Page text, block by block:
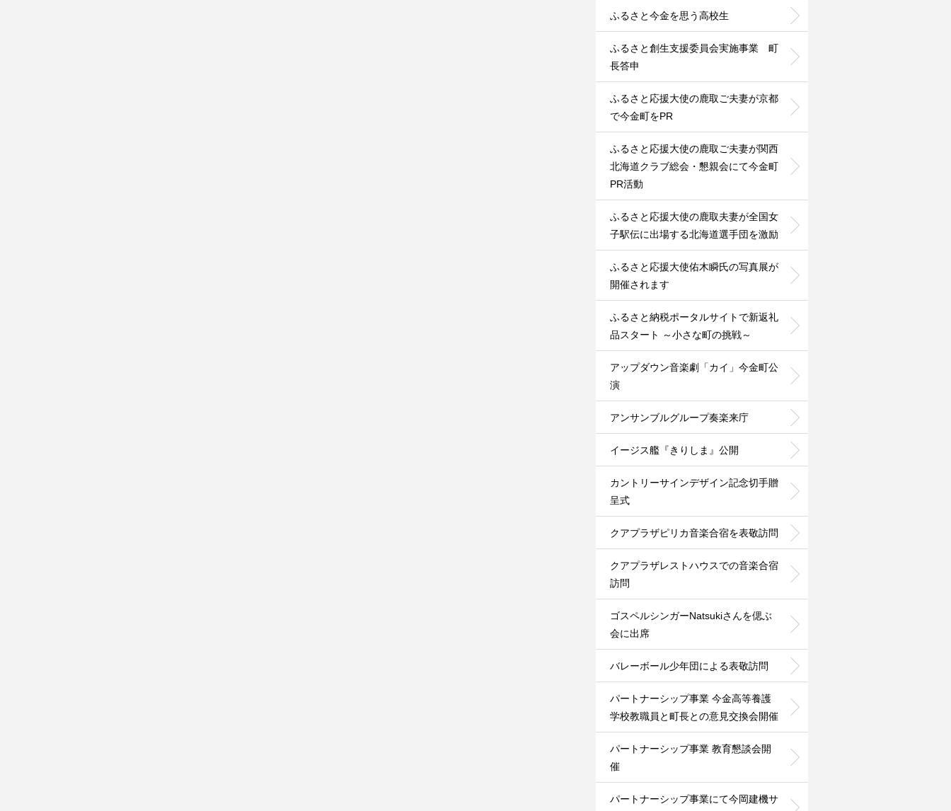
ふるさと今金を思う高校生
ふるさと創生支援委員会実施事業 町
長答申
ふるさと応援大使の鹿取ご夫妻が京都
で今金町をPR
ふるさと応援大使の鹿取ご夫妻が関西
北海道クラブ総会・懇親会にて今金町
PR活動
ふるさと応援大使の鹿取夫妻が全国女
子駅伝に出場する北海道選手団を激励
ふるさと応援大使佑木瞬氏の写真展が
開催されます
ふるさと納税ポータルサイトで新返礼
品スタート ～小さな町の挑戦～
アップダウン音楽劇「カイ」今金町公
演
アンサンブルグループ奏楽来庁
イージス艦『きりしま』公開
カントリーサインデザイン記念切手贈
呈式
クアプラザピリカ音楽合宿を表敬訪問
クアプラザレストハウスでの音楽合宿
訪問
ゴスペルシンガーNatsukiさんを偲ぶ
会に出席
バレーボール少年団による表敬訪問
パートナーシップ事業 今金高等養護
学校教職員と町長との意見交換会開催
パートナーシップ事業 教育懇談会開
催
パートナーシップ事業にて今岡建機サ